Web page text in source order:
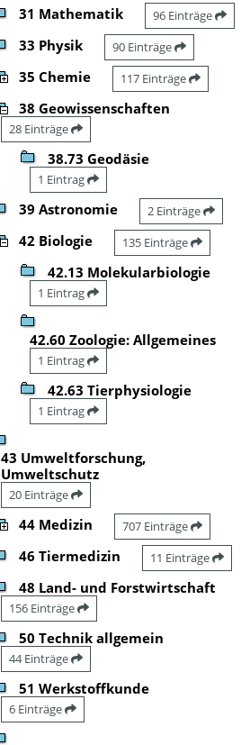
31 Mathematik 96 Einträge
33 Physik 90 Einträge
35 Chemie 117 Einträge
38 Geowissenschaften
28 Einträge
38.73 Geodäsie
1 Eintrag
39 Astronomie 2 Einträge
42 Biologie 135 Einträge
42.13 Molekularbiologie
1 Eintrag
42.60 Zoologie: Allgemeines
1 Eintrag
42.63 Tierphysiologie
1 Eintrag
43 Umweltforschung,
Umweltschutz
20 Einträge
44 Medizin 707 Einträge
46 Tiermedizin 11 Einträge
48 Land- und Forstwirtschaft
156 Einträge
50 Technik allgemein
44 Einträge
51 Werkstoffkunde
6 Einträge